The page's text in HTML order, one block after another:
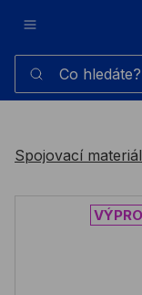
Co hledáte?
Spojovací materiál